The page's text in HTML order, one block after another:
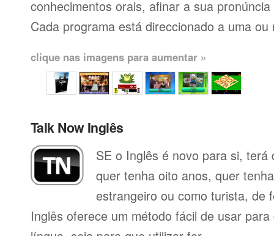
conhecimentos orais, afinar a sua
Cada programa está direccionado a uma
clique nas imagens para aumentar »
Talk Now Inglês
SE o Inglês é novo para si, terá
quer tenha oito anos, quer
estrangeiro ou como turista, de
Inglês oferece um método fácil de usar